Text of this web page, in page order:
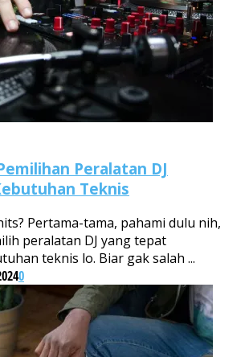
Peralatan DJ
Teknis
Pertama-tama, pahami dulu nih,
peralatan DJ yang tepat
teknis lo. Biar gak salah ...
0